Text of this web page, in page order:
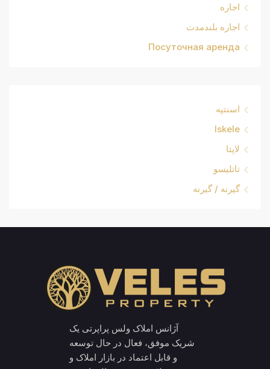
اجاره
اجاره بلندمدت
Посуточная аренда
اسنتپه
Iskele
لاپتا
تاتلیسو
گیرنه / گیرنه
آژانس املاک ولس پراپرتی یک
شریک موفق، فعال در حال توسعه
و قابل اعتماد در بازار املاک و